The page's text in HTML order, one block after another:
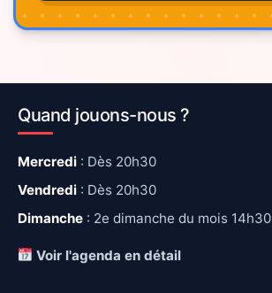
Quand jouons-nous ?
Mercredi : Dès 20h30
Vendredi : Dès 20h30
Dimanche : 2e dimanche du mois 14h30
Voir l'agenda en détail